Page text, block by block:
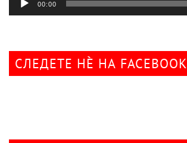
00:00
СЛЕДЕТЕ НÈ НА FACEBOOK